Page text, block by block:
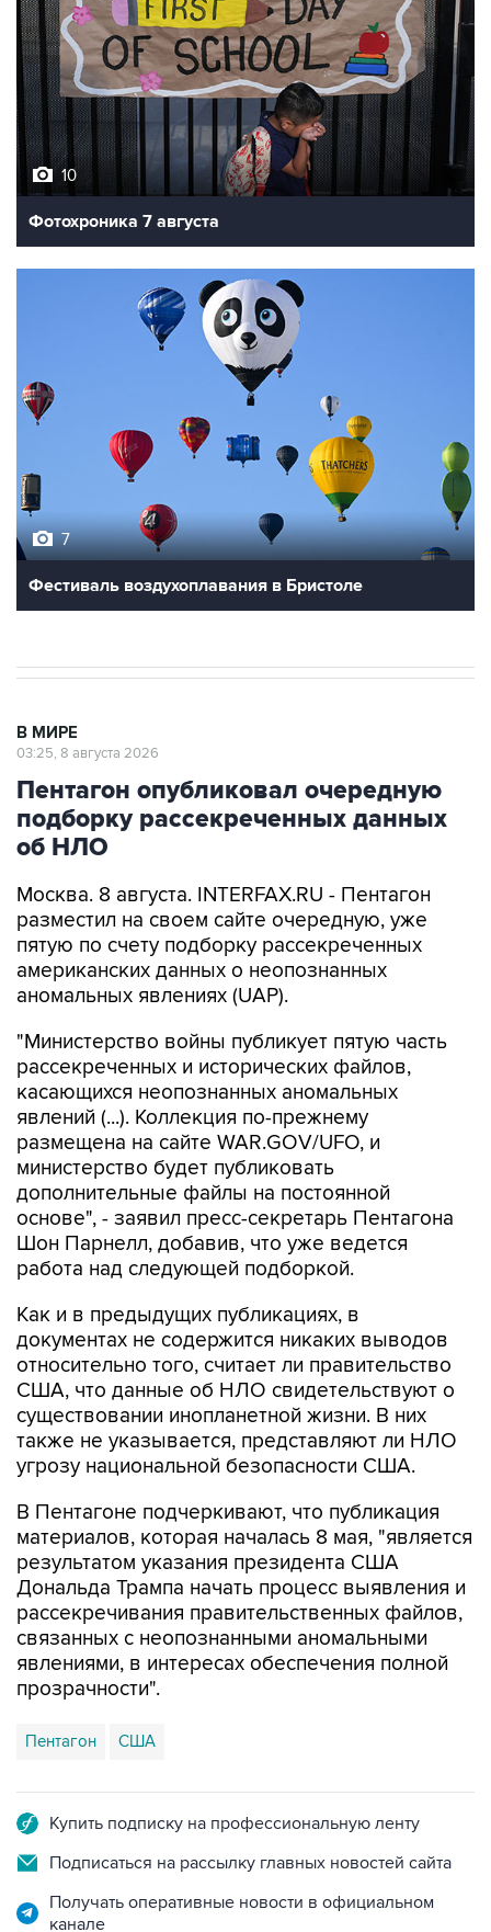
10
Фотохроника 7 августа
7
Фестиваль воздухоплавания в Бристоле
В МИРЕ
03:25, 8 августа 2026
Пентагон опубликовал очередную
подборку рассекреченных данных
об НЛО
Москва. 8 августа. INTERFAX.RU - Пентагон
разместил на своем сайте очередную, уже
пятую по счету подборку рассекреченных
американских данных о неопознанных
аномальных явлениях (UAP).
"Министерство войны публикует пятую часть
рассекреченных и исторических файлов,
касающихся неопознанных аномальных
явлений (...). Коллекция по-прежнему
размещена на сайте WAR.GOV/UFO, и
министерство будет публиковать
дополнительные файлы на постоянной
основе", - заявил пресс-секретарь Пентагона
Шон Парнелл, добавив, что уже ведется
работа над следующей подборкой.
Как и в предыдущих публикациях, в
документах не содержится никаких выводов
относительно того, считает ли правительство
США, что данные об НЛО свидетельствуют о
существовании инопланетной жизни. В них
также не указывается, представляют ли НЛО
угрозу национальной безопасности США.
В Пентагоне подчеркивают, что публикация
материалов, которая началась 8 мая, "является
результатом указания президента США
Дональда Трампа начать процесс выявления и
рассекречивания правительственных файлов,
связанных с неопознанными аномальными
явлениями, в интересах обеспечения полной
прозрачности".
Пентагон США
Купить подписку на профессиональную ленту
Подписаться на рассылку главных новостей сайта
Получать оперативные новости в официальном
канале